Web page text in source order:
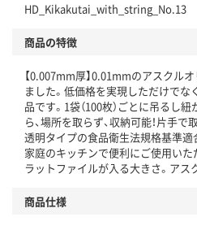
仕組
アスクルで
この商品の環境配慮ポイントです。
アスクル商品環境スコア詳細／加点
HD_Kikakutai_with_string_No.13
商品の特徴
【0.007mm厚】0.01mmのアスクル
ました。低価格を実現しただけでな
品です。1袋（100枚）ごとに吊るし
ら、場所を取らず、収納可能！片手
透明タイプの食品衛生法規格基準適
家庭のキッチンで便利にご使用いた
ラットファイルが入る大きさ。アス
商品仕様